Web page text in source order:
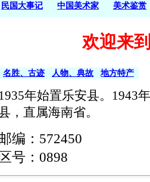
民国大事记 中国美术家 美术鉴赏
欢迎来
名胜、古迹 人物、典故 地方特产
1935年始置乐安县。1943
，直属海南省。
编：572450
区号：0898